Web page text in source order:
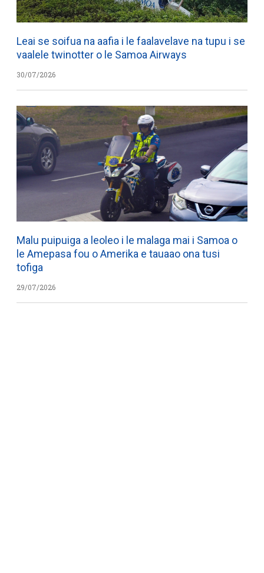
Leai se soifua na aafia i le faalavelave na tupu i se
vaalele twinotter o le Samoa Airways
30/07/2026
Malu puipuiga a leoleo i le malaga mai i Samoa o
le Amepasa fou o Amerika e tauaao ona tusi
tofiga
29/07/2026